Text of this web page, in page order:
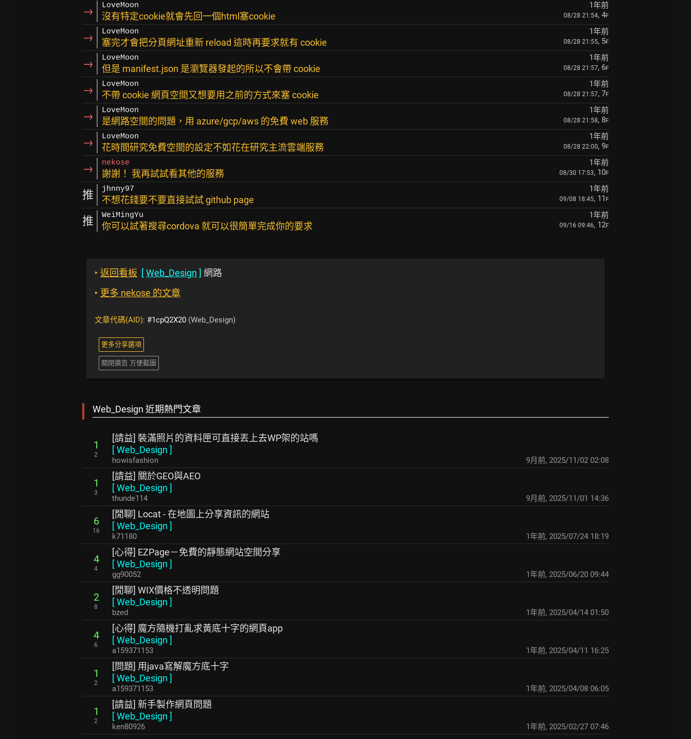
→ LoveMoon 1年前
沒有特定cookie就會先回一個html塞cookie 08/28 21:54, 4F
→ LoveMoon 1年前
塞完才會把分頁網址重新 reload 這時再要求就有 cookie 08/28 21:55, 5F
→ LoveMoon 1年前
但是 manifest.json 是瀏覽器發起的所以不會帶 cookie 08/28 21:57, 6F
→ LoveMoon 1年前
不帶 cookie 網頁空間又想要用之前的方式來塞 cookie 08/28 21:57, 7F
→ LoveMoon 1年前
是網路空間的問題，用 azure/gcp/aws 的免費 web 服務 08/28 21:58, 8F
→ LoveMoon 1年前
花時間研究免費空間的設定不如花在研究主流雲端服務 08/28 22:00, 9F
→ nekose 1年前
謝謝！ 我再試試看其他的服務 08/30 17:53, 10F
推 jhnny97 1年前
不想花錢要不要直接試試 github page 09/08 18:45, 11 F
推 WeiMingYu 1年前
你可以試著搜尋cordova 就可以很簡單完成你的要求 09/16 09:46, 12F
‣ 返回看板 [Web_Design ] 網路
‣ 更多 nekose 的文章
文章代碼(AID): #1cpQ2X20 (Web_Design)
更多分享選項
關閉廣告 方便截圖
Web_Design 近期熱門文章
1
2
[請益] 裝滿照片的資料匣可直接丟上去WP架的站嗎
[Web_Design ]
howisfashion 9月前, 2025/11/02 02:08
1
3
[請益] 關於GEO與AEO
[Web_Design ]
thunde114 9月前, 2025/11/01 14:36
6
16
[閒聊] Locat - 在地圖上分享資訊的網站
[Web_Design ]
k71180 1年前, 2025/07/24 18:19
4
4
[心得] EZPage－免費的靜態網站空間分享
[Web_Design ]
gg90052 1年前, 2025/06/20 09:44
2
8
[閒聊] WIX價格不透明問題
[Web_Design ]
bzed 1年前, 2025/04/14 01:50
4
6
[心得] 魔方隨機打亂求黃底十字的網頁app
[Web_Design ]
a159371153 1年前, 2025/04/11 16:25
1
2
[問題] 用java寫解魔方底十字
[Web_Design ]
a159371153 1年前, 2025/04/08 06:05
1
2
[請益] 新手製作網頁問題
[Web_Design ]
ken80926 1年前, 2025/02/27 07:46